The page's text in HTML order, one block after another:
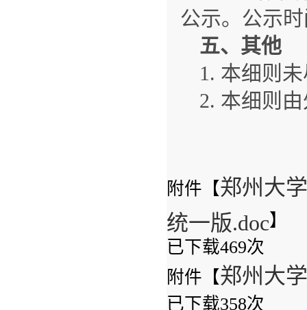
公示。公示
五、其他
1. 本细则
2. 本细则
附件【郑州大
统一版.doc】
已下载469次
附件【郑州大
已下载358次